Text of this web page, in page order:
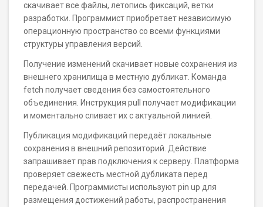
скачивает все файлы, летопись фиксаций, ветки
разработки. Программист приобретает независимую
операционную пространство со всеми функциями
структуры управления версий.
Получение изменений скачивает новые сохранения из
внешнего хранилища в местную дубликат. Команда
fetch получает сведения без самостоятельного
объединения. Инструкция pull получает модификации
и моментально сливает их с актуальной линией.
Публикация модификаций передаёт локальные
сохранения в внешний репозиторий. Действие
запрашивает прав подключения к серверу. Платформа
проверяет свежесть местной дубликата перед
передачей. Программисты используют pin up для
размещения достижений работы, распространения